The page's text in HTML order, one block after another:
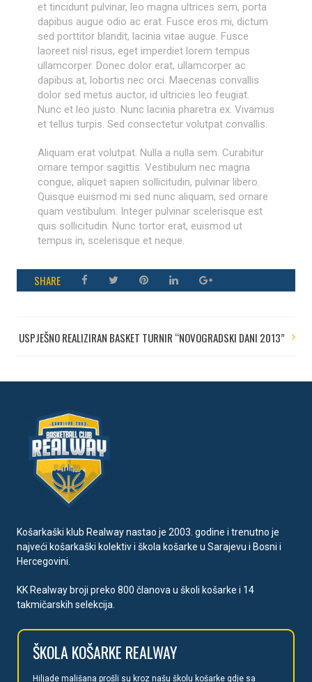
et tincidunt pulvinar, leo magna ultrices sem, porta
dapibus augue odio ac erat. Fusce eros mi, dictum
sed porttitor blandit, lacinia vitae augue. Fusce
laoreet nisl risus, eget imperdiet lorem tempus
ullamcorper. Donec dolor erat, ullamcorper ac
dapibus at, lobortis nec orci. Maecenas convallis
dolor sed metus auctor, id ultricies leo feugiat.
Nunc et leo justo. Nunc lacinia pharetra ex. Vivamus
et tellus turpis. Sed consectetur volutpat convallis.
Aliquam erat volutpat. Nulla a nulla sem. Curabitur
ornare tempor sagittis. Vestibulum nec magna
congue, aliquet sapien sollicitudin, pulvinar libero.
Quisque euismod mi sed nunc aliquam, sed ornare
quam vestibulum. Integer pulvinar scelerisque est
quis sollicitudin. Nunc tortor erat, euismod ut
tempus in, scelerisque et neque.
SHARE
USPJEŠNO REALIZIRAN BASKET TURNIR “NOVOGRADSKI DANI 2013”
Košarkaški klub Realway nastao je 2003. godine i trenutno je
najveći košarkaški kolektiv i škola košarke u Sarajevu i Bosni i
Hercegovini.
KK Realway broji preko 800 članova u školi košarke i 14
takmičarskih selekcija.
ŠKOLA KOŠARKE REALWAY
Hiljade mališana prošli su kroz našu školu košarke gdje sa